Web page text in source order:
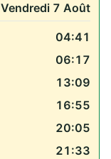
Vendredi 7 Août
04:41
06:17
13:09
16:55
20:05
21:33